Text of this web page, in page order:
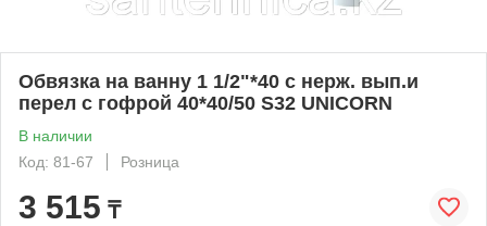
Обвязка на ванну 1 1/2"*40 с нерж. вып.и
перел с гофрой 40*40/50 S32 UNICORN
В наличии
Код: 81-67
Розница
3 515 ₸